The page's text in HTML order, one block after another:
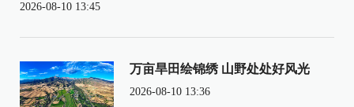
2026-08-10 13:45
万亩旱田绘锦绣 山野处处好风光
2026-08-10 13:36